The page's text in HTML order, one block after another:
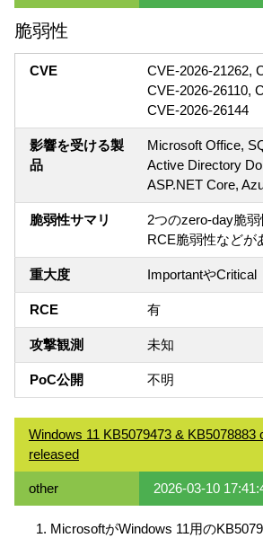
脆弱性
CVE
CVE-2026-21262,
CVE-2026-26110,
CVE-2026-26144
影響を受ける製
品
Microsoft Office,
Active Directory
ASP.NET Core,
脆弱性サマリ
2つのzero-day脆
RCE脆弱性などが
重大度 ImportantやCritical
RCE 有
攻撃観測 未知
PoC公開 不明
Windows 11 KB5079473 & KB5078883
released
other 2026-03-10
MicrosoftがWindows 11用の